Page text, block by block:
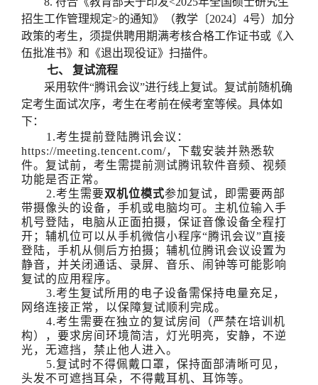
招生工作管理规定>的通知》（教学〔2024〕 4号）加分
政策的考生，须提供聘用期满考核合格工作证书或《入
伍批准书》和《退出现役证》扫描件。
七、 复试流程
采用软件“腾讯会议”进行线上复试。复试前随机确
定考生面试次序，考生在考前在候考室等候。具体如
下：
1.考生提前登陆腾讯会议：
https://meeting.tencent.com/，下载安装并熟悉软
件。复试前，考生需提前测试腾讯软件音频、视频
功能是否正常。
2.考生需要双机位模式参加复试，即需要两部
带摄像头的设备，手机或电脑均可。主机位输入手
机号登陆，电脑从正面拍摄，保证音像设备全程打
开；辅机位可以从手机微信小程序“腾讯会议”直接
登陆，手机从侧后方拍摄；辅机位腾讯会议设置为
静音，并关闭通话、录屏、音乐、闹钟等可能影响
复试的应用程序。
3.考生复试所用的电子设备需保持电量充足，
网络连接正常，以保障复试顺利完成。
4.考生需要在独立的复试房间（严禁在培训机
构），要求房间环境简洁，灯光明亮，安静，不逆
光，无遮挡，禁止他人进入。
5.复试时不得佩戴口罩，保持面部清晰可见，
头发不可遮挡耳朵，不得戴耳机、耳饰等。